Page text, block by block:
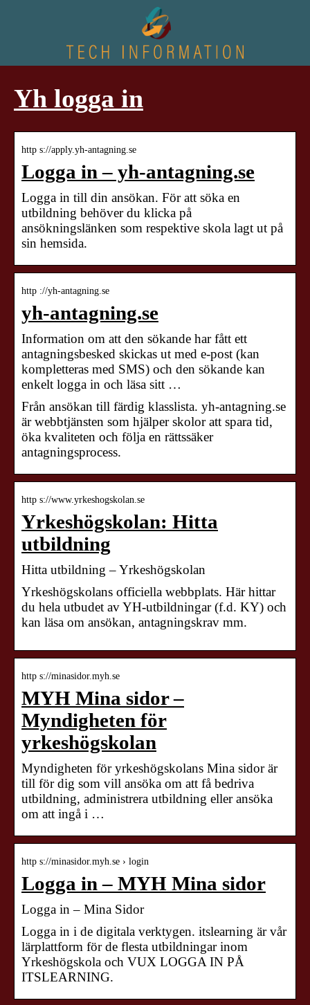
Yh logga in
http s://apply.yh-antagning.se
Logga in – yh-antagning.se
Logga in till din ansökan. För att söka en
utbildning behöver du klicka på
ansökningslänken som respektive skola lagt ut på
sin hemsida.
http ://yh-antagning.se
yh-antagning.se
Information om att den sökande har fått ett
antagningsbesked skickas ut med e-post (kan
kompletteras med SMS) och den sökande kan
enkelt logga in och läsa sitt …
Från ansökan till färdig klasslista. yh-antagning.se
är webbtjänsten som hjälper skolor att spara tid,
öka kvaliteten och följa en rättssäker
antagningsprocess.
http s://www.yrkeshogskolan.se
Yrkeshögskolan: Hitta
utbildning
Hitta utbildning – Yrkeshögskolan
Yrkeshögskolans officiella webbplats. Här hittar
du hela utbudet av YH-utbildningar (f.d. KY) och
kan läsa om ansökan, antagningskrav mm.
http s://minasidor.myh.se
MYH Mina sidor –
Myndigheten för
yrkeshögskolan
Myndigheten för yrkeshögskolans Mina sidor är
till för dig som vill ansöka om att få bedriva
utbildning, administrera utbildning eller ansöka
om att ingå i …
http s://minasidor.myh.se › login
Logga in – MYH Mina sidor
Logga in – Mina Sidor
Logga in i de digitala verktygen. itslearning är vår
lärplattform för de flesta utbildningar inom
Yrkeshögskola och VUX LOGGA IN PÅ
ITSLEARNING.